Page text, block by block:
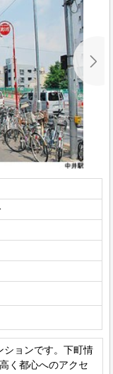
ションです。下町情
く都心へのアクセ